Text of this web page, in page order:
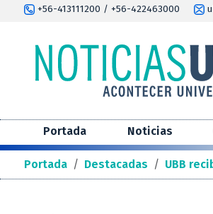
+56-413111200 / +56-422463000
Portada Noticias
Portada / Destacadas / UBB